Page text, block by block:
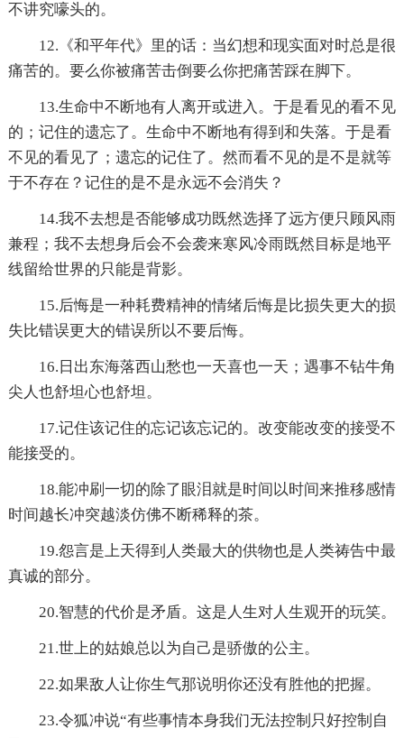
不讲究嚎头的。
12.《和平年代》里的话：当幻想和现实面对时总是很
痛苦的。要么你被痛苦击倒要么你把痛苦踩在脚下。
13.生命中不断地有人离开或进入。于是看见的看不见
的；记住的遗忘了。生命中不断地有得到和失落。于是看
不见的看见了；遗忘的记住了。然而看不见的是不是就等
于不存在？记住的是不是永远不会消失？
14.我不去想是否能够成功既然选择了远方便只顾风雨
兼程；我不去想身后会不会袭来寒风冷雨既然目标是地平
线留给世界的只能是背影。
15.后悔是一种耗费精神的情绪后悔是比损失更大的损
失比错误更大的错误所以不要后悔。
16.日出东海落西山愁也一天喜也一天；遇事不钻牛角
尖人也舒坦心也舒坦。
17.记住该记住的忘记该忘记的。改变能改变的接受不
能接受的。
18.能冲刷一切的除了眼泪就是时间以时间来推移感情
时间越长冲突越淡仿佛不断稀释的茶。
19.怨言是上天得到人类最大的供物也是人类祷告中最
真诚的部分。
20.智慧的代价是矛盾。这是人生对人生观开的玩笑。
21.世上的姑娘总以为自己是骄傲的公主。
22.如果敌人让你生气那说明你还没有胜他的把握。
23.令狐冲说“有些事情本身我们无法控制只好控制自